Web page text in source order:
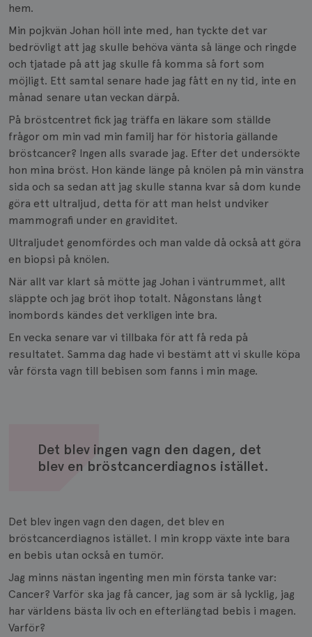
hem.
Min pojkvän Johan höll inte med, han tyckte det var
bedrövligt att jag skulle behöva vänta så länge och ringde
och tjatade på att jag skulle få komma så fort som
möjligt. Ett samtal senare hade jag fått en ny tid, inte en
månad senare utan veckan därpå.
På bröstcentret fick jag träffa en läkare som ställde
frågor om min vad min familj har för historia gällande
bröstcancer? Ingen alls svarade jag. Efter det undersökte
hon mina bröst. Hon kände länge på knölen på min vänstra
sida och sa sedan att jag skulle stanna kvar så dom kunde
göra ett ultraljud, detta för att man helst undviker
mammografi under en graviditet.
Ultraljudet genomfördes och man valde då också att göra
en biopsi på knölen.
När allt var klart så mötte jag Johan i väntrummet, allt
släppte och jag bröt ihop totalt. Någonstans långt
inombords kändes det verkligen inte bra.
En vecka senare var vi tillbaka för att få reda på
resultatet. Samma dag hade vi bestämt att vi skulle köpa
vår första vagn till bebisen som fanns i min mage.
Det blev ingen vagn den dagen, det
blev en bröstcancerdiagnos istället.
Det blev ingen vagn den dagen, det blev en
bröstcancerdiagnos istället. I min kropp växte inte bara
en bebis utan också en tumör.
Jag minns nästan ingenting men min första tanke var:
Cancer? Varför ska jag få cancer, jag som är så lycklig, jag
har världens bästa liv och en efterlängtad bebis i magen.
Varför?